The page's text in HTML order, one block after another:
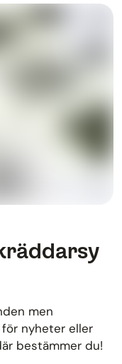
men
för nyheter eller
bestämmer du!